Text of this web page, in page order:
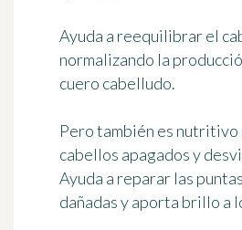
Ayuda a reequilibrar el
normalizando la
cuero cabelludo.
Pero también es nutritivo
cabellos apagados y
Ayuda a reparar las
dañadas y aporta brillo a